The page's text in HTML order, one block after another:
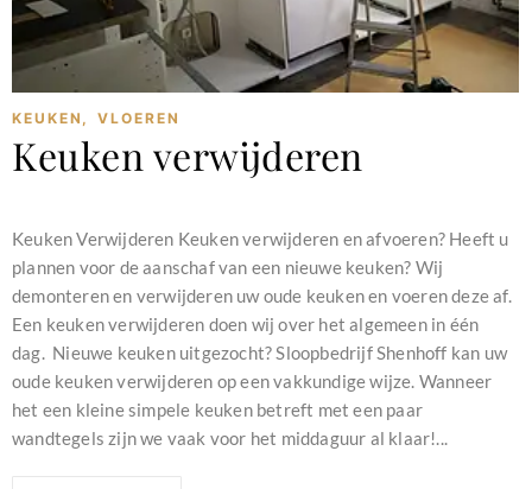
KEUKEN , VLOEREN
Keuken verwijderen
Keuken Verwijderen Keuken verwijderen en afvoeren? Heeft u
plannen voor de aanschaf van een nieuwe keuken? Wij
demonteren en verwijderen uw oude keuken en voeren deze af.
Een keuken verwijderen doen wij over het algemeen in één
dag. Nieuwe keuken uitgezocht? Sloopbedrijf Shenhoff kan uw
oude keuken verwijderen op een vakkundige wijze. Wanneer
het een kleine simpele keuken betreft met een paar
wandtegels zijn we vaak voor het middaguur al klaar!...